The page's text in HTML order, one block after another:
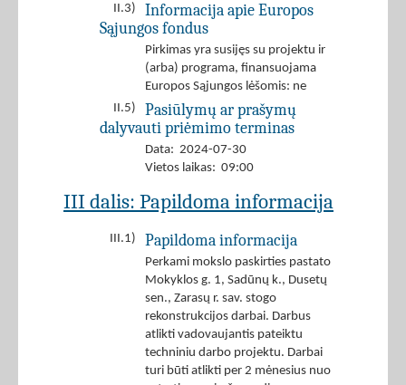
II.3)
Informacija apie Europos
Sąjungos fondus
Pirkimas yra susijęs su projektu ir
(arba) programa, finansuojama
Europos Sąjungos lėšomis: ne
II.5)
Pasiūlymų ar prašymų
dalyvauti priėmimo terminas
Data: 2024-07-30
Vietos laikas: 09:00
III dalis: Papildoma informacija
III.1) Papildoma informacija
Perkami mokslo paskirties pastato
Mokyklos g. 1, Sadūnų k., Dusetų
sen., Zarasų r. sav. stogo
rekonstrukcijos darbai. Darbus
atlikti vadovaujantis pateiktu
techniniu darbo projektu. Darbai
turi būti atlikti per 2 mėnesius nuo